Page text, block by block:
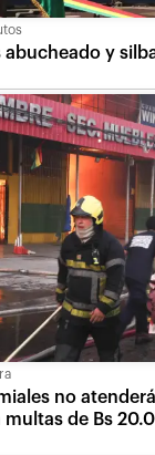
abucheado y
no
de Bs